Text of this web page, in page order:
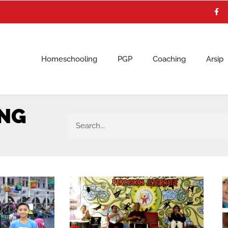
a
c
e
Homeschooling PGP Coaching Arsip